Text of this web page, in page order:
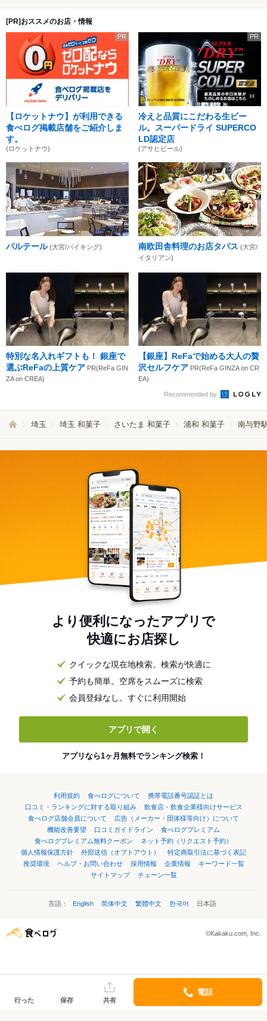
[PR]おススメのお店・情報
PR
【ロケットナウ】が利用できる
食べログ掲載店舗をご紹介しま
す。
(ロケットナウ)
PR
冷えと品質にこだわる生ビー
ル。スーパードライ SUPERCO
LD認定店
(アサヒビール)
パルテール (大宮/バイキング) 南欧田舎料理のお店タパス (大宮/
イタリアン)
特別な名入れギフトも！ 銀座で
選ぶReFaの上質ケア PR(ReFa GIN
ZA on CREA)
【銀座】ReFaで始める大人の贅
沢セルフケア PR(ReFa GINZA on CR
EA)
Recommended by
埼玉 埼玉 和菓子 さいたま 和菓子 浦和 和菓子 南与野
より便利になったアプリで
快適にお店探し
クイックな現在地検索。検索が快適に
予約も簡単。空席をスムーズに検索
会員登録なし。すぐに利用開始
アプリで開く
アプリなら1ヶ月無料でランキング検索！
利用規約 食べログについて
携帯電話番号認証とは
口コミ・ランキングに対する取り組み
飲食店・飲食企業様向けサービス
食べログ店舗会員について
広告（メーカー・団体様等向け）について
機能改善要望
口コミガイドライン
食べログプレミアム
食べログプレミアム無料クーポン
ネット予約（リクエスト予約）
個人情報保護方針
外部送信（オプトアウト）
特定商取引法に基づく表記
推奨環境
ヘルプ・お問い合わせ 採用情報 企業情報
キーワード一覧
サイトマップ
チェーン一覧
言語： English 简体中文 繁體中文 한국어 日本語
©Kakaku.com, Inc.
行った 保存 共有
電話